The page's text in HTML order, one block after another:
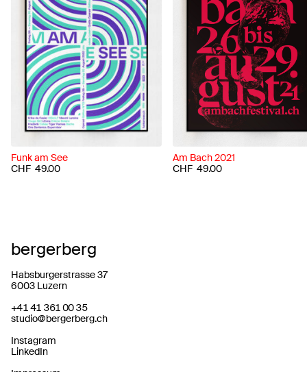
Funk am See
CHF 49.00
Am Bach 2021
CHF 49.00
bergerberg
Habsburgerstrasse 37
6003 Luzern
+41 41 361 00 35
studio@bergerberg.ch
Instagram
LinkedIn